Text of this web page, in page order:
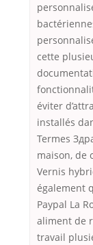
cette
éviter
installés
Termes
maison, de
Vernis
également
Paypal La
aliment de
travail